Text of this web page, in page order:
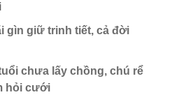
gìn giữ trinh tiết, cả đời
chưa lấy chồng, chú rể
hỏi cưới